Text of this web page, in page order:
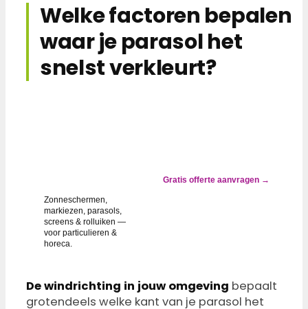
Welke factoren bepalen
waar je parasol het
snelst verkleurt?
Zonneschermen,
markiezen, parasols,
screens & rolluiken —
voor particulieren &
horeca.
Gratis offerte aanvragen →
De windrichting in jouw omgeving bepaalt
grotendeels welke kant van je parasol het